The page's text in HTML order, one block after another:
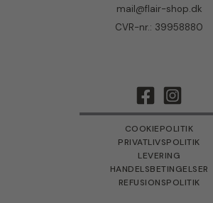
mail@flair-shop.dk
CVR-nr.: 39958880
COOKIEPOLITIK
PRIVATLIVSPOLITIK
LEVERING
HANDELSBETINGELSER
REFUSIONSPOLITIK